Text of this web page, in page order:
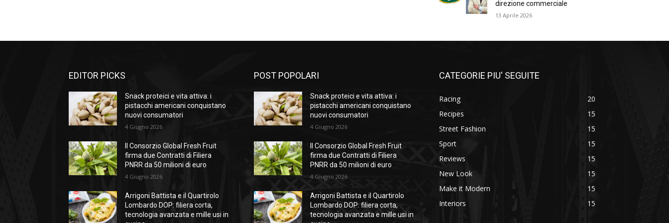
direzione commerciale
13 Aprile 2026
EDITOR PICKS
Snack proteici e vita attiva: i
pistacchi americani conquistano
nuovi consumatori
4 Giugno 2026
Il Consorzio Global Fresh Fruit
firma due Contratti di Filiera
PNRR da 50 milioni di euro
4 Giugno 2026
Arrigoni Battista e il Quartirolo
Lombardo DOP: filiera corta,
tecnologia avanzata e mille usi in
POST POPOLARI
Snack proteici e vita attiva: i
pistacchi americani conquistano
nuovi consumatori
4 Giugno 2026
Il Consorzio Global Fresh Fruit
firma due Contratti di Filiera
PNRR da 50 milioni di euro
4 Giugno 2026
Arrigoni Battista e il Quartirolo
Lombardo DOP: filiera corta,
tecnologia avanzata e mille usi in
CATEGORIE PIU' SEGUITE
Racing
20
Recipes
15
Street Fashion
15
Sport
15
Reviews
15
New Look
15
Make it Modern
15
Interiors
15